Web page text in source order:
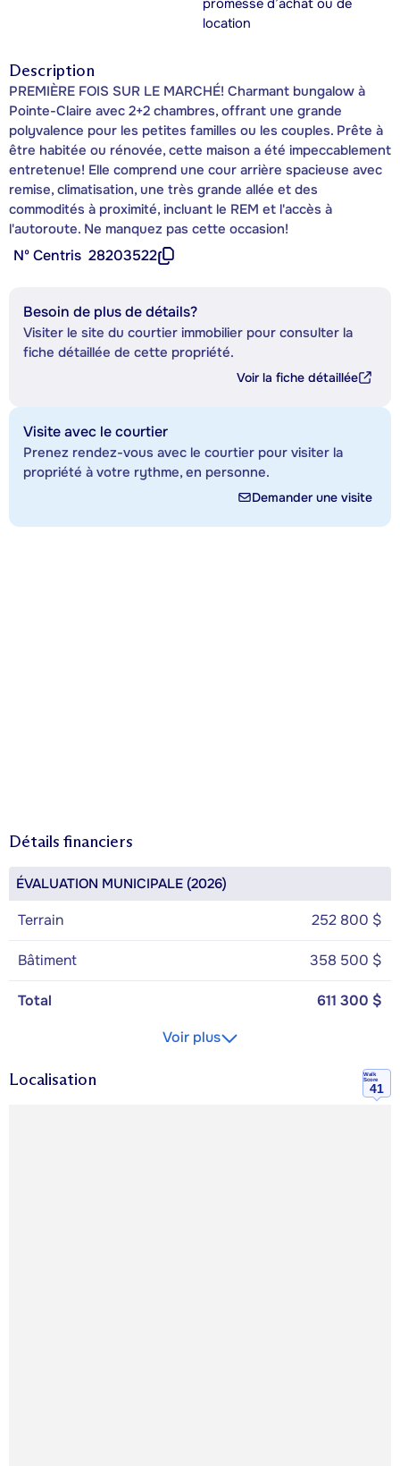
promesse d’achat ou de
location
Description
PREMIÈRE FOIS SUR LE MARCHÉ! Charmant bungalow à
Pointe-Claire avec 2+2 chambres, offrant une grande
polyvalence pour les petites familles ou les couples. Prête à
être habitée ou rénovée, cette maison a été impeccablement
entretenue! Elle comprend une cour arrière spacieuse avec
remise, climatisation, une très grande allée et des
commodités à proximité, incluant le REM et l'accès à
l'autoroute. Ne manquez pas cette occasion!
Nº Centris 28203522
Besoin de plus de détails?
Visiter le site du courtier immobilier pour consulter la
fiche détaillée de cette propriété.
Voir la fiche détaillée
Visite avec le courtier
Prenez rendez-vous avec le courtier pour visiter la
propriété à votre rythme, en personne.
Demander une visite
Détails financiers
ÉVALUATION MUNICIPALE (2026)
Terrain 252 800 $
Bâtiment 358 500 $
Total
611 300 $
Voir plus
Localisation
Walk
Score
41